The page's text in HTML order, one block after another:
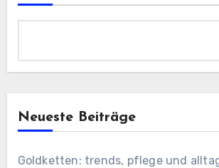
Neueste Beiträge
Goldketten: trends, pflege und